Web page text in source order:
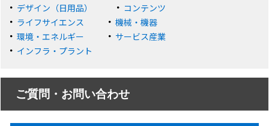
デザイン（日用品）
コンテンツ
ライフサイエンス
機械・機器
環境・エネルギー
サービス産業
インフラ・プラント
ご質問・お問い合わせ